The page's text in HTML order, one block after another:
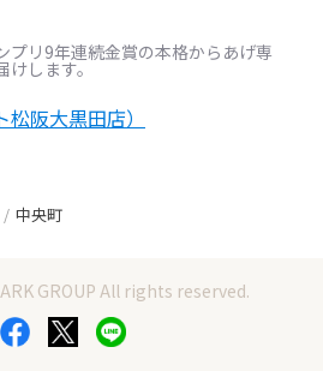
プリ9年連続金賞の本格からあげ専
します。
松阪大黒田店）
中央町
GROUP All rights reserved.